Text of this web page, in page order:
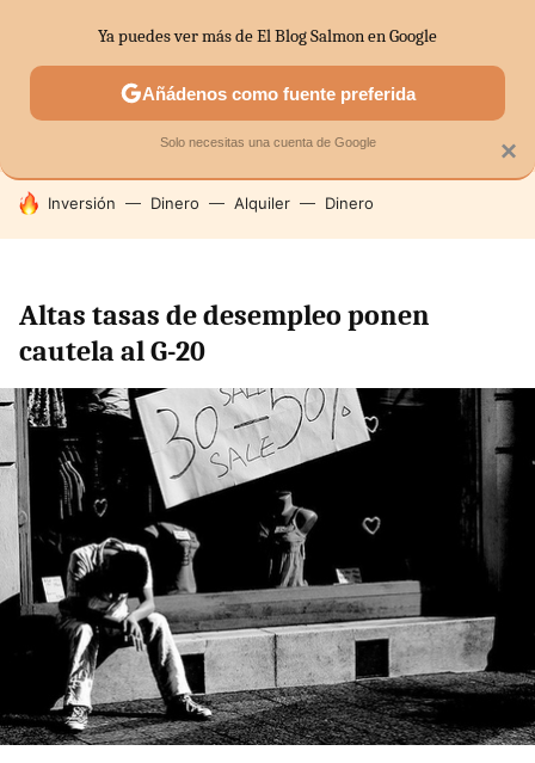
SECTORES ECONOMÍA DOMÉSTICA MERCADOS
HOY SE HABLA DE
Inversión Dinero Alquiler Dinero
Altas tasas de desempleo ponen
cautela al G-20
×
Ya puedes ver más de El Blog Salmon en Google
Añádenos como fuente preferida
Solo necesitas una cuenta de Google